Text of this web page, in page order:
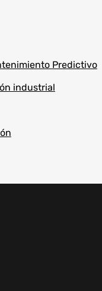
Predictivo
industrial